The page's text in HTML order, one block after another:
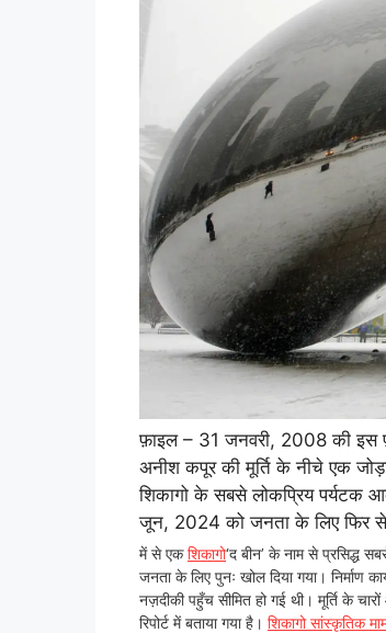
फ़ाइल – 31 जनवरी, 2008 की इस
अनीश कपूर की मूर्ति के नीचे एक
शिकागो के सबसे लोकप्रिय पर्यटक
जून, 2024 को जनता के लिए फिर से
में से एकशिकागो‘द बीन’ के नाम से प्रसिद्ध
जनता के लिए पुनः खोल दिया गया। निर्माण
नज़दीकी पहुँच सीमित हो गई थी। मूर्ति के
रिपोर्ट में बताया गया है। शिकागो सांस्कृतिक